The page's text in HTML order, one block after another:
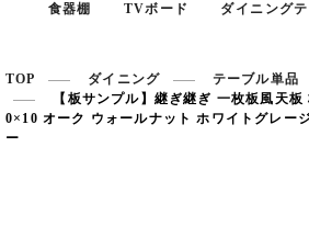
食器棚 TVボード ダイニング
TOP ダイニング
テーブル単品
【板サンプル】継ぎ継ぎ 一枚板風天
0×10 オーク ウォールナット ホワイトグレー
ー